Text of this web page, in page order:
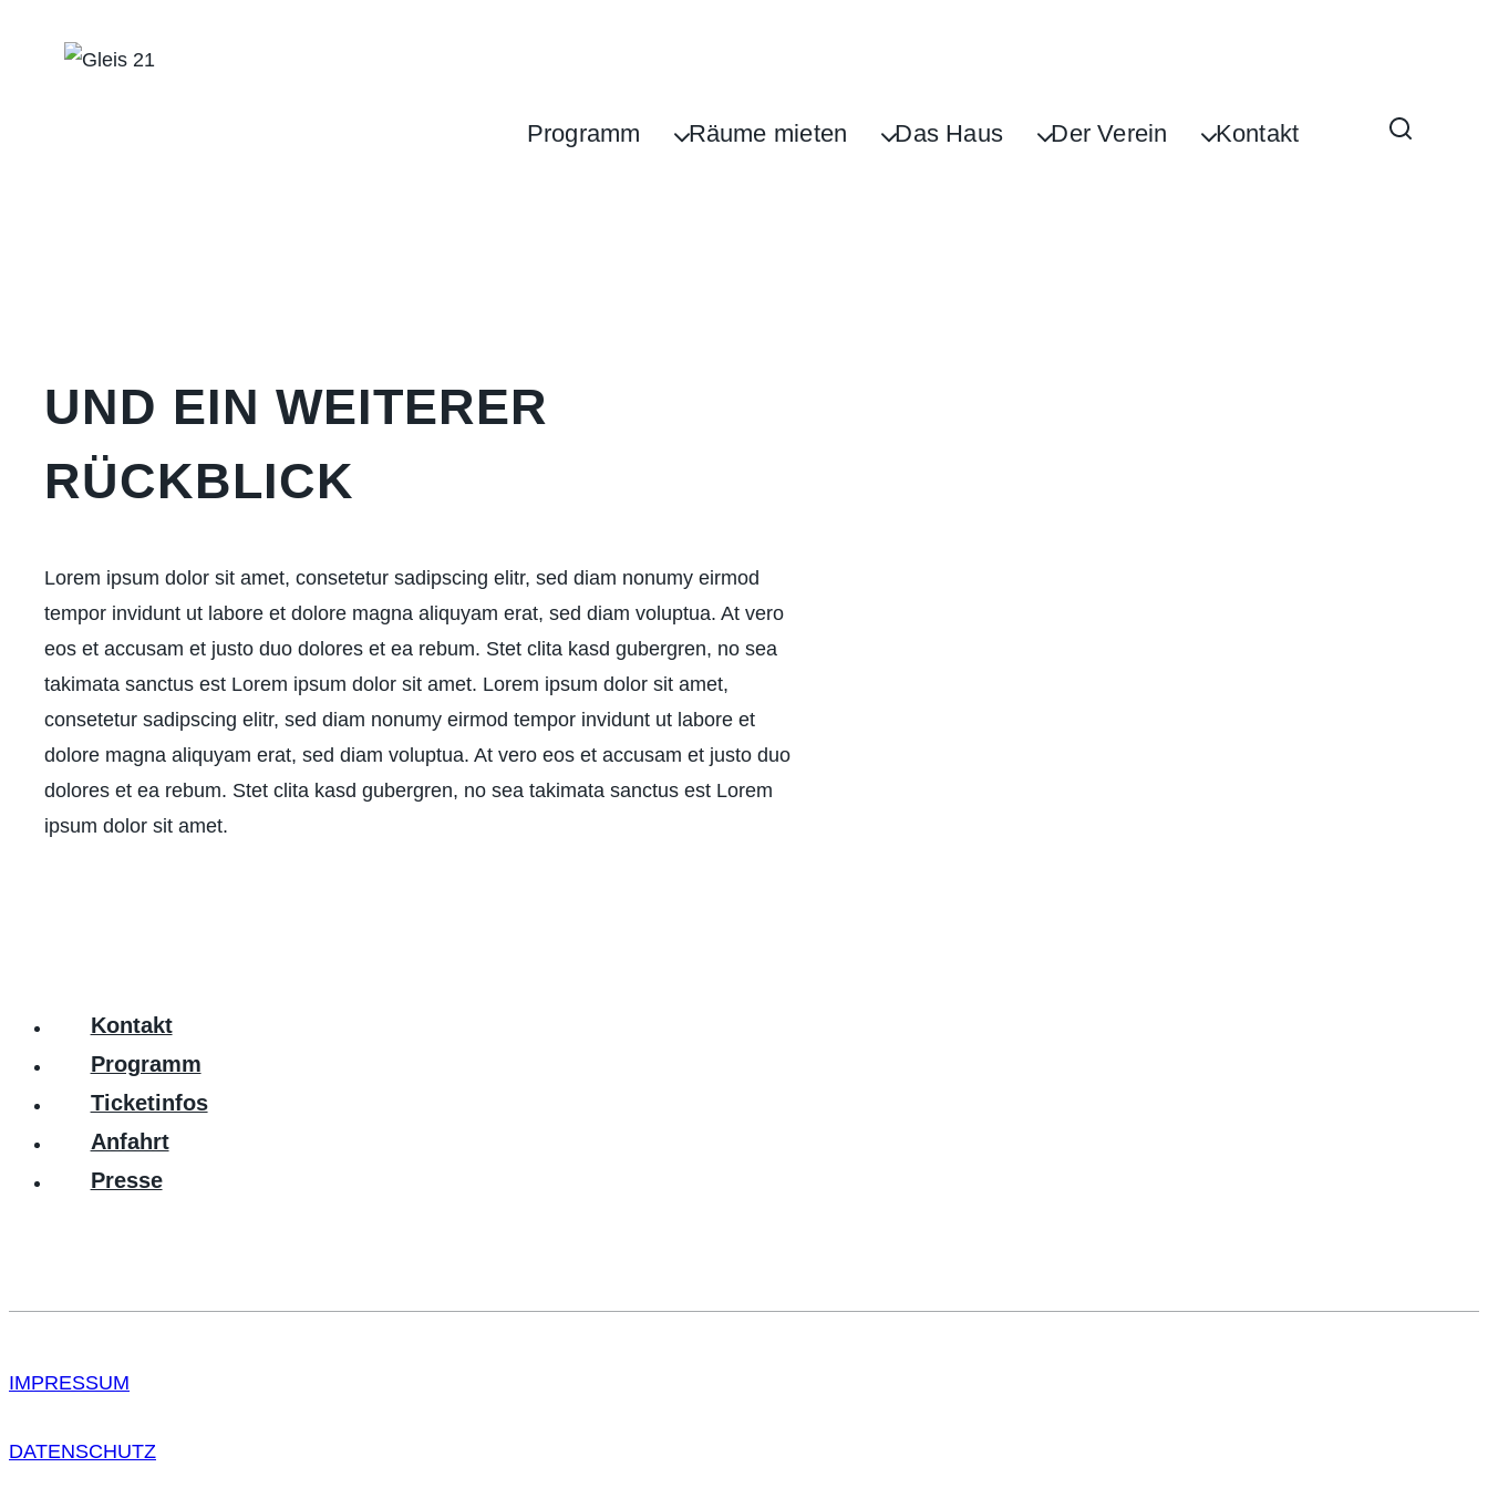
Programm Räume mieten Das Haus Der Verein Kontakt
UND EIN WEITERER
RÜCKBLICK
Lorem ipsum dolor sit amet, consetetur sadipscing elitr, sed diam nonumy eirmod
tempor invidunt ut labore et dolore magna aliquyam erat, sed diam voluptua. At vero
eos et accusam et justo duo dolores et ea rebum. Stet clita kasd gubergren, no sea
takimata sanctus est Lorem ipsum dolor sit amet. Lorem ipsum dolor sit amet,
consetetur sadipscing elitr, sed diam nonumy eirmod tempor invidunt ut labore et
dolore magna aliquyam erat, sed diam voluptua. At vero eos et accusam et justo duo
dolores et ea rebum. Stet clita kasd gubergren, no sea takimata sanctus est Lorem
ipsum dolor sit amet.
Kontakt
Programm
Ticketinfos
Anfahrt
Presse
IMPRESSUM
DATENSCHUTZ